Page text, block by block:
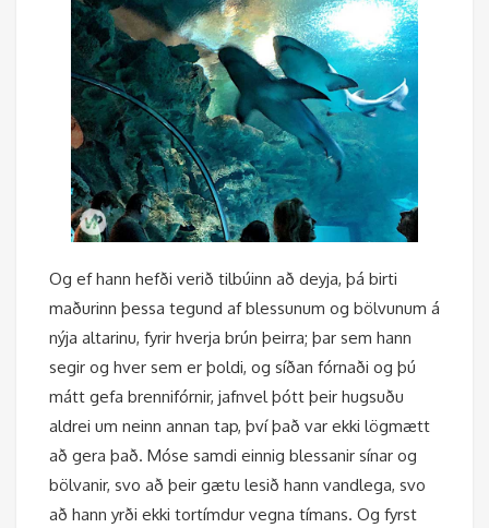
Og ef hann hefði verið tilbúinn að deyja, þá birti
maðurinn þessa tegund af blessunum og bölvunum á
nýja altarinu, fyrir hverja brún þeirra; þar sem hann
segir og hver sem er þoldi, og síðan fórnaði og þú
mátt gefa brennifórnir, jafnvel þótt þeir hugsuðu
aldrei um neinn annan tap, því það var ekki lögmætt
að gera það. Móse samdi einnig blessanir sínar og
bölvanir, svo að þeir gætu lesið hann vandlega, svo
að hann yrði ekki tortímdur vegna tímans. Og fyrst